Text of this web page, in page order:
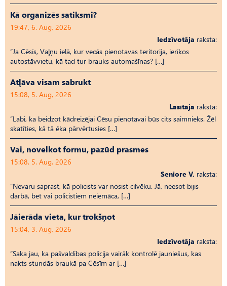
Kā organizēs satiksmi?
19:47, 6. Aug, 2026
Iedzīvotāja raksta:
“Ja Cēsīs, Vaļņu ielā, kur vecās pienotavas teritorija, ierīkos
autostāvvietu, kā tad tur brauks automašīnas? […]
Atļāva visam sabrukt
15:08, 5. Aug, 2026
Lasītāja raksta:
“Labi, ka beidzot kādreizējai Cēsu pienotavai būs cits saimnieks. Žēl
skatīties, kā tā ēka pārvērtusies […]
Vai, novelkot formu, pazūd prasmes
15:08, 5. Aug, 2026
Seniore V. raksta:
“Nevaru saprast, kā policists var nosist cilvēku. Jā, neesot bijis
darbā, bet vai policistiem neiemāca, […]
Jāierāda vieta, kur trokšņot
15:04, 3. Aug, 2026
Iedzīvotāja raksta:
“Saka jau, ka pašvaldības policija vairāk kontrolē jauniešus, kas
nakts stundās braukā pa Cēsīm ar […]